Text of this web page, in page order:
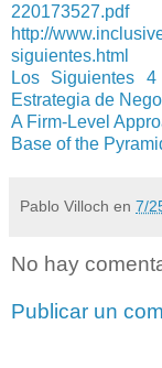
220173527.pdf
http://
siguientes.html
Los Siguientes
Estrategia de
A Firm-Level
Base of the
Pablo Villoch en 7/
No hay
Publicar un